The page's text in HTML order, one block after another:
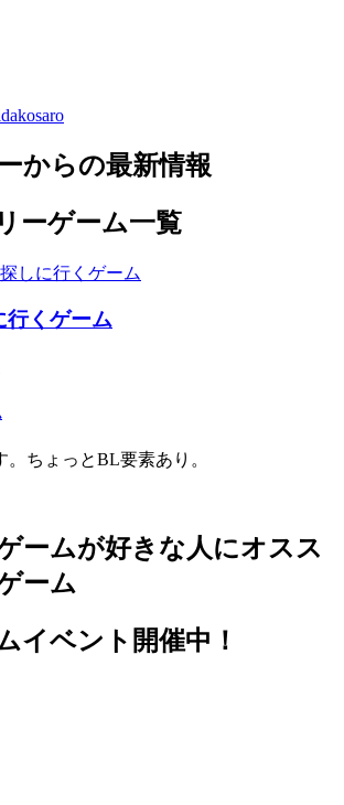
からの最新情報
ーゲーム一覧
行くゲーム
。ちょっとBL要素あり。
ームが好きな人にオスス
ーム
イベント開催中！